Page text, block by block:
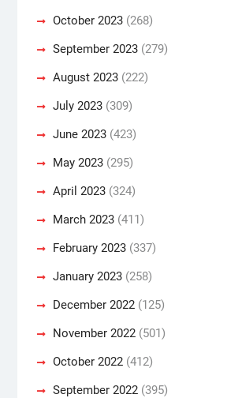
October 2023(268)
September 2023(279)
August 2023(222)
July 2023(309)
June 2023(423)
May 2023(295)
April 2023(324)
March 2023(411)
February 2023(337)
January 2023(258)
December 2022(125)
November 2022(501)
October 2022(412)
September 2022(395)